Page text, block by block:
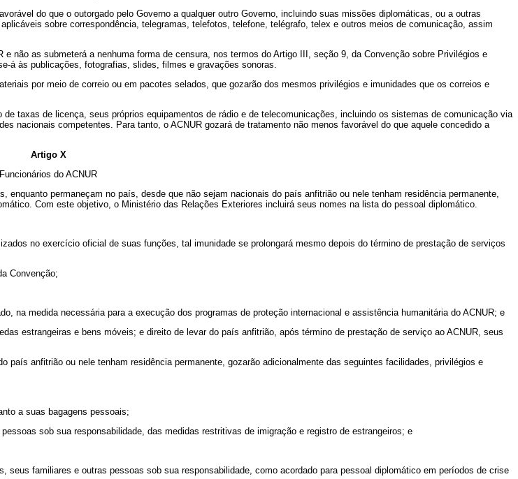
do que o outorgado pelo Governo a qualquer outro Governo, incluindo suas missões diplomáticas, ou a outras
sobre correspondência, telegramas, telefotos, telefone, telégrafo, telex e outros meios de comunicação, assim
não as submeterá a nenhuma forma de censura, nos termos do Artigo III, seção 9, da Convenção sobre Privilégios e
á às publicações, fotografias, slides, filmes e gravações sonoras.
por meio de correio ou em pacotes selados, que gozarão dos mesmos privilégios e imunidades que os correios e
taxas de licença, seus próprios equipamentos de rádio e de telecomunicações, incluindo os sistemas de comunicação via
nacionais competentes. Para tanto, o ACNUR gozará de tratamento não menos favorável do que aquele concedido a
Artigo X
Funcionários do ACNUR
permaneçam no país, desde que não sejam nacionais do país anfitrião ou nele tenham residência permanente,
Com este objetivo, o Ministério das Relações Exteriores incluirá seus nomes na lista do pessoal diplomático.
no exercício oficial de suas funções, tal imunidade se prolongará mesmo depois do término de prestação de serviços
Convenção;
medida necessária para a execução dos programas de proteção internacional e assistência humanitária do ACNUR; e
estrangeiras e bens móveis; e direito de levar do país anfitrião, após término de prestação de serviço ao ACNUR, seus
anfitrião ou nele tenham residência permanente, gozarão adicionalmente das seguintes facilidades, privilégios e
a suas bagagens pessoais;
sob sua responsabilidade, das medidas restritivas de imigração e registro de estrangeiros; e
familiares e outras pessoas sob sua responsabilidade, como acordado para pessoal diplomático em períodos de crise